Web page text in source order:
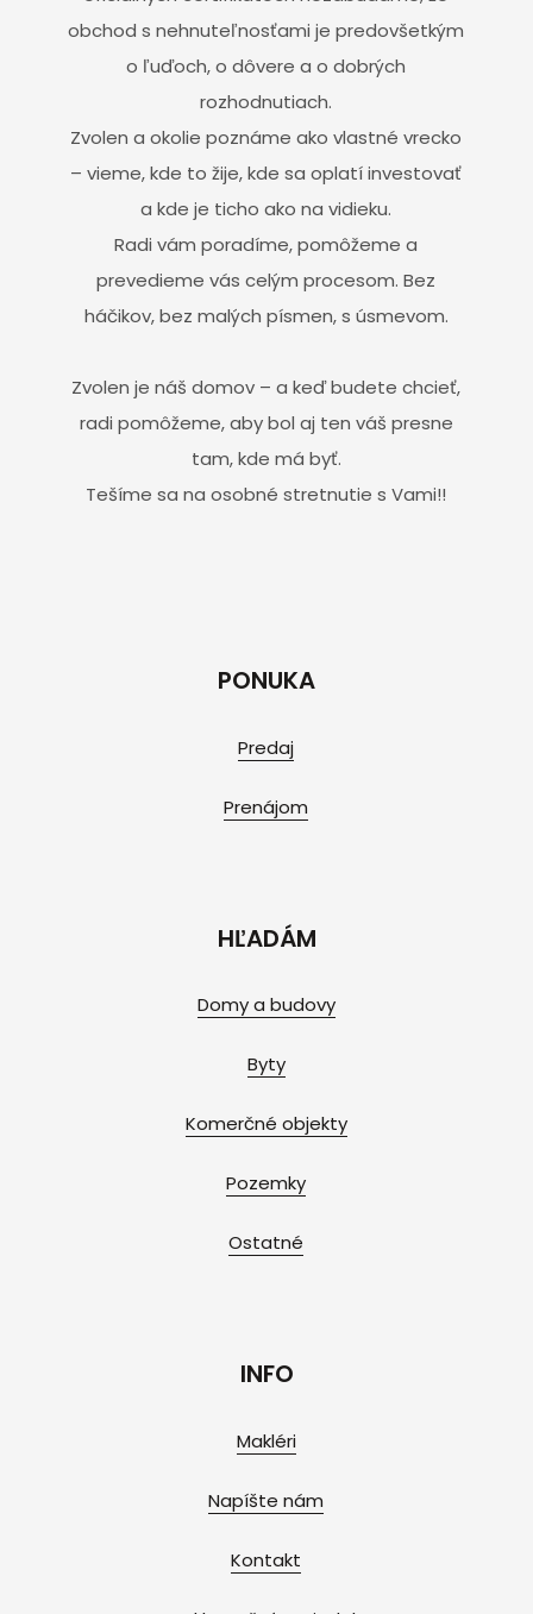
obchod s nehnuteľnosťami je predovšetkým
o ľuďoch, o dôvere a o dobrých
rozhodnutiach.
Zvolen a okolie poznáme ako vlastné vrecko
– vieme, kde to žije, kde sa oplatí investovať
a kde je ticho ako na vidieku.
Radi vám poradíme, pomôžeme a
prevedieme vás celým procesom. Bez
háčikov, bez malých písmen, s úsmevom.
Zvolen je náš domov – a keď budete chcieť,
radi pomôžeme, aby bol aj ten váš presne
tam, kde má byť.
Tešíme sa na osobné stretnutie s Vami!!
PONUKA
Predaj
Prenájom
HĽADÁM
Domy a budovy
Byty
Komerčné objekty
Pozemky
Ostatné
INFO
Makléri
Napíšte nám
Kontakt